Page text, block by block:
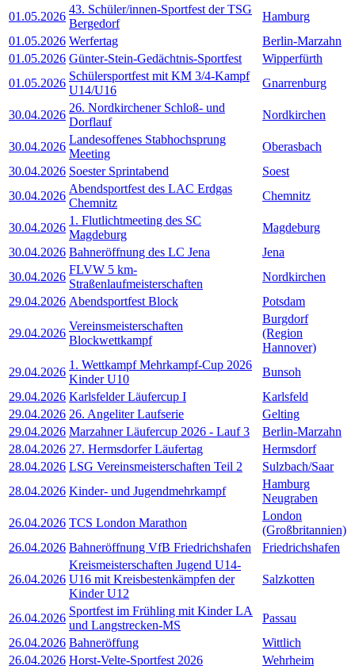
01.05.2026
43. Schüler/innen-Sportfest der TSG
Bergedorf
Hamburg
01.05.2026 Werfertag
Berlin-Marzahn
01.05.2026 Günter-Stein-Gedächtnis-Sportfest
Wipperfürth
01.05.2026
Schülersportfest mit KM 3/4-Kampf
U14/U16
Gnarrenburg
30.04.2026
26. Nordkirchener Schloß- und
Dorflauf
Nordkirchen
30.04.2026
Landesoffenes Stabhochsprung
Meeting
Oberasbach
30.04.2026 Soester Sprintabend
Soest
30.04.2026
Abendsportfest des LAC Erdgas
Chemnitz
Chemnitz
30.04.2026
1. Flutlichtmeeting des SC
Magdeburg
Magdeburg
30.04.2026 Bahneröffnung des LC Jena
Jena
30.04.2026
FLVW 5 km-
Straßenlaufmeisterschaften
Nordkirchen
29.04.2026 Abendsportfest Block Potsdam
29.04.2026
Vereinsmeisterschaften
Blockwettkampf
Burgdorf
(Region
Hannover)
29.04.2026
1. Wettkampf Mehrkampf-Cup 2026
Kinder U10
Bunsoh
29.04.2026 Karlsfelder Läufercup I
Karlsfeld
29.04.2026 26. Angeliter Laufserie
Gelting
29.04.2026 Marzahner Läufercup 2026 - Lauf 3
Berlin-Marzahn
28.04.2026 27. Hermsdorfer Läufertag
Hermsdorf
28.04.2026 LSG Vereinsmeisterschaften Teil 2
Sulzbach/Saar
28.04.2026 Kinder- und Jugendmehrkampf
Hamburg
Neugraben
26.04.2026 TCS London Marathon
London
(Großbritannien)
26.04.2026 Bahneröffnung VfB Friedrichshafen Friedrichshafen
26.04.2026
Kreismeisterschaften Jugend U14-
U16 mit Kreisbestenkämpfen der
Kinder U12
Salzkotten
26.04.2026
Sportfest im Frühling mit Kinder LA
und Langstrecken-MS
Passau
26.04.2026 Bahneröffung
Wittlich
26.04.2026 Horst-Velte-Sportfest 2026
Wehrheim